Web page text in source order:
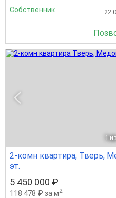
Собственник
1
2-комн квартира, Тверь,
эт.
5 450 000 ₽
118 478 ₽ за м2